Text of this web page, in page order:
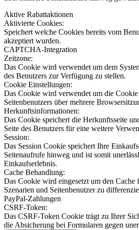
Aktive Rabattaktionen
Aktivierte Cookies:
Speichert welche Cookies bereits vom
akzeptiert wurden.
CAPTCHA-Integration
Zeitzone:
Das Cookie wird verwendet um dem
des Benutzers zur Verfügung zu stellen.
Cookie Einstellungen:
Das Cookie wird verwendet um die
Seitenbenutzers über mehrere
Herkunftsinformationen:
Das Cookie speichert die Herkunftsseite
Seite des Benutzers für eine weitere
Session:
Das Session Cookie speichert Ihre
Seitenaufrufe hinweg und ist somit
Einkaufserlebnis.
Cache Behandlung:
Das Cookie wird eingesetzt um den Cache
Szenarien und Seitenbenutzer zu
PayPal-Zahlungen
CSRF-Token:
Das CSRF-Token Cookie trägt zu Ihrer
die Absicherung bei Formularen gegen